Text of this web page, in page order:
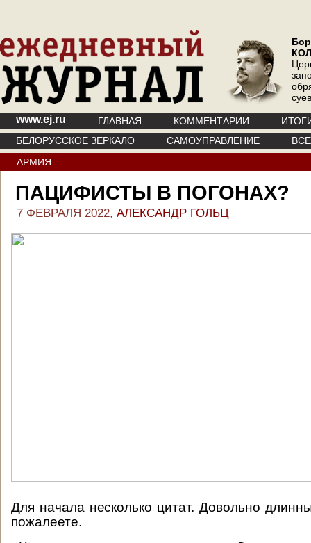
www.ej.ru ГЛАВНАЯ КОММЕНТАРИИ
БЕЛОРУССКОЕ ЗЕРКАЛО
САМОУПРАВЛЕНИЕ
АРМИЯ
ПАЦИФИСТЫ В ПОГОНАХ?
7 ФЕВРАЛЯ 2022, АЛЕКСАНДР ГОЛЬЦ
Для начала несколько цитат. Довольно
пожалеете.